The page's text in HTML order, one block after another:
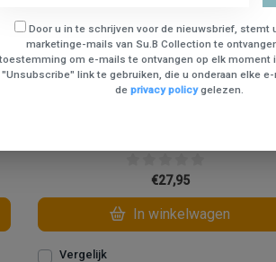
€27,95
In winkelwagen
Vergelijk
Door u in te schrijven voor de nieuwsbrief, stemt
marketinge-mails van Su.B Collection te
om e-mails te ontvangen op elk moment
"Unsubscribe" link te gebruiken, die u onderaan elke
de privacy policygelezen.